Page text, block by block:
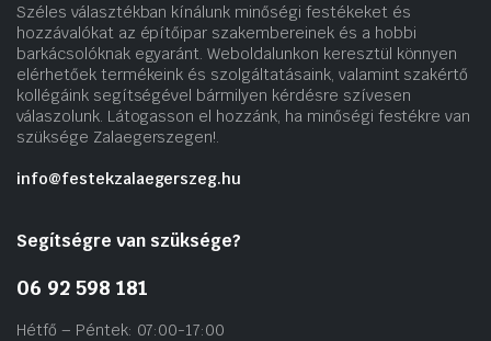
Széles választékban kínálunk minőségi festékeket és
hozzávalókat az építőipar szakembereinek és a hobbi
barkácsolóknak egyaránt. Weboldalunkon keresztül könnyen
elérhetőek termékeink és szolgáltatásaink, valamint szakértő
kollégáink segítségével bármilyen kérdésre szívesen
válaszolunk. Látogasson el hozzánk, ha minőségi festékre van
szüksége Zalaegerszegen!.
info@festekzalaegerszeg.hu
Segítségre van szüksége?
06 92 598 181
Hétfő – Péntek: 07:00-17:00